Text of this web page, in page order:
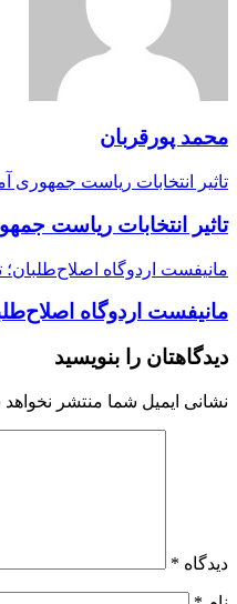
محمد پورقربان
تاثیر انتخابات ریاست جمهوری
تاثیر انتخابات ریاست
مانیفست اردوگاه
مانیفست اردوگاه
دیدگاهتان را بنویسید
نشانی ایمیل شما منتشر
دیدگاه *